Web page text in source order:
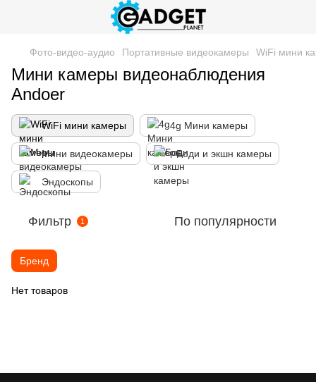
Фото-видео-аудио Портативные видеокамеры WiFi мини
Мини камеры видеонаблюдения
Andoer
WiFi мини камеры 4g Мини камеры
Мини видеокамеры Боди и экшн камеры
Эндоскопы
Фильтр 1 По популярности
Бренд
Нет товаров